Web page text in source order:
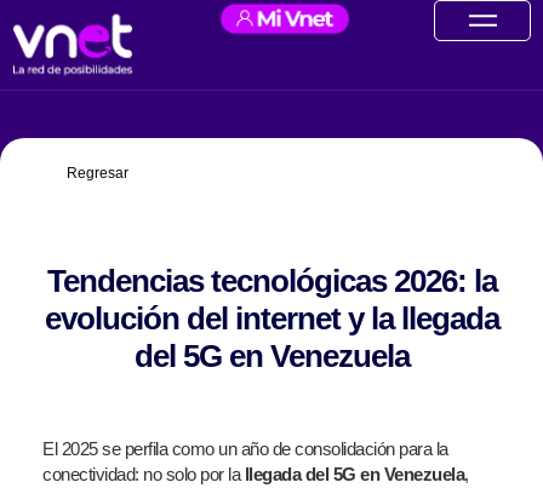
Regresar
Tendencias tecnológicas 2026: la
evolución del internet y la llegada
del 5G en Venezuela
El 2025 se perfila como un año de consolidación para la
conectividad: no solo por la llegada del 5G en Venezuela,